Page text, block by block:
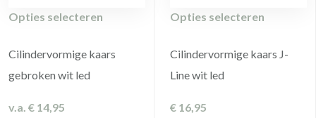
Opties selecteren
Cilindervormige kaars
gebroken wit led
v.a. € 14,95
Opties selecteren
Cilindervormige kaars J-
Line wit led
€ 16,95